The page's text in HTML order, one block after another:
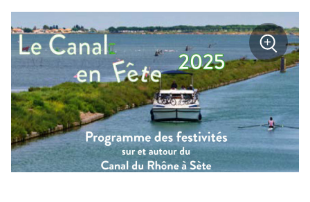
Zoom
+